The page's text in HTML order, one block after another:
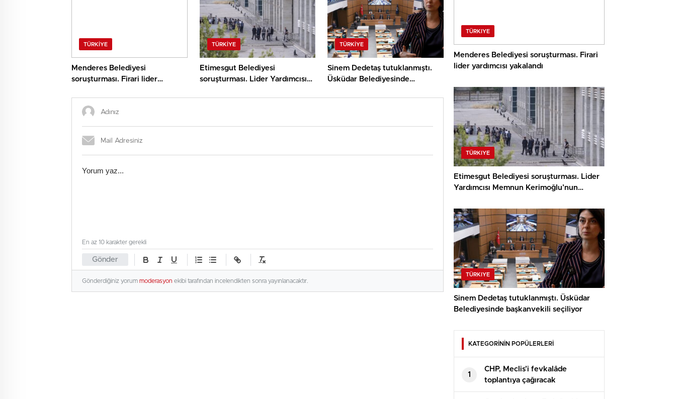
TÜRKIYE
Menderes Belediyesi
soruşturması. Firari lider
TÜRKIYE
Etimesgut Belediyesi
soruşturması. Lider Yardımcısı
TÜRKIYE
Sinem Dedetaş tutuklanmıştı.
Üsküdar Belediyesinde
Gönder
En az 10 karakter gerekli
Gönderdiğiniz yorum moderasyon ekibi tarafından incelendikten sonra yayınlanacaktır.
TÜRKIYE
Menderes Belediyesi soruşturması. Firari
lider yardımcısı yakalandı
TÜRKIYE
Etimesgut Belediyesi soruşturması. Lider
Yardımcısı Memnun Kerimoğlu’nun
TÜRKIYE
Sinem Dedetaş tutuklanmıştı. Üsküdar
Belediyesinde başkanvekili seçiliyor
KATEGORİNİN POPÜLERLERİ
1
CHP, Meclis’i fevkalâde
toplantıya çağıracak